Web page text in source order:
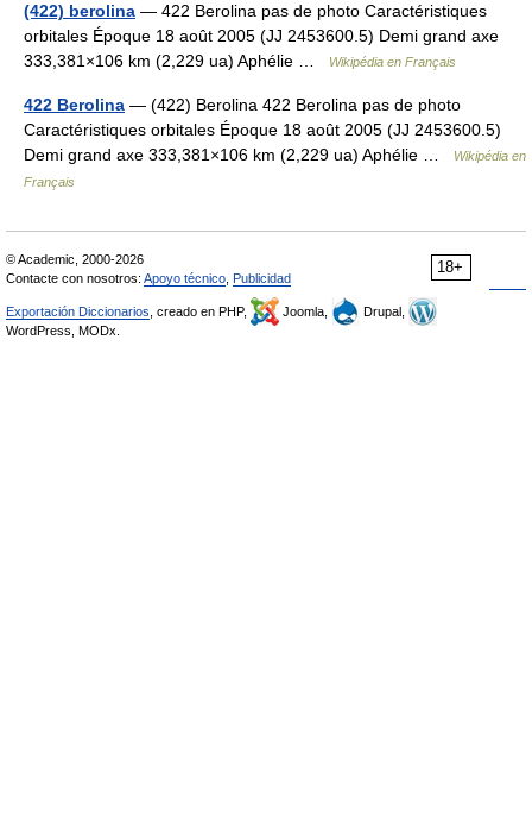
(422) berolina — 422 Berolina pas de photo Caractéristiques
orbitales Époque 18 août 2005 (JJ 2453600.5) Demi grand axe
333,381×106 km (2,229 ua) Aphélie …
Wikipédia en Français
422 Berolina — (422) Berolina 422 Berolina pas de photo
Caractéristiques orbitales Époque 18 août 2005 (JJ 2453600.5)
Demi grand axe 333,381×106 km (2,229 ua) Aphélie …
Wikipédia en
Français
18+
© Academic, 2000-2026
Contacte con nosotros: Apoyo técnico Publicidad
Exportación Diccionarios , creado en PHP, Joomla,
Drupal,
WordPress, MODx.